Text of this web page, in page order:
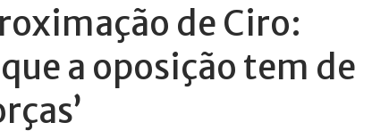
de Ciro:
a oposição tem de